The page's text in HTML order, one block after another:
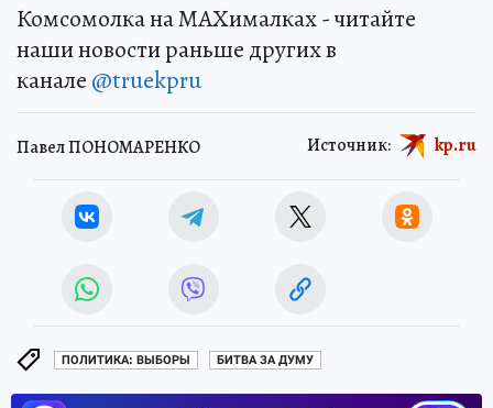
Комсомолка на MAXималках - читайте
наши новости раньше других в
канале @truekpru
Павел ПОНОМАРЕНКО Источник: kp.ru
ПОЛИТИКА: ВЫБОРЫ БИТВА ЗА ДУМУ